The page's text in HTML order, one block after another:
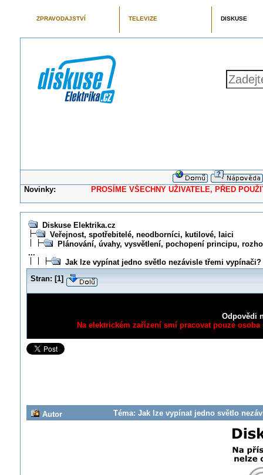
ZPRAVODAJSTVÍ TELEVIZE DISKUSE
Novinky: PROSÍME VŠECHNY UŽIVATELE, PŘED
Diskuse Elektrika.cz
Veřejnost, spotřebitelé, neodborníci, kutilové, laici
Plánování, úvahy, vysvětlení, pochopení principu,
...
Jak lze vypínat jedno světlo nezávisle třemi vypínači?
Stran: [1]
Odpovědi
Na elektrickém zařízení smí pracovat pouze
Autor Téma: Jak lze vypínat jedno světlo